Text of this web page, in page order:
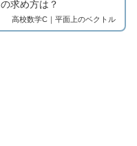
の求め方は？
高校数学C｜平面上のベクトル